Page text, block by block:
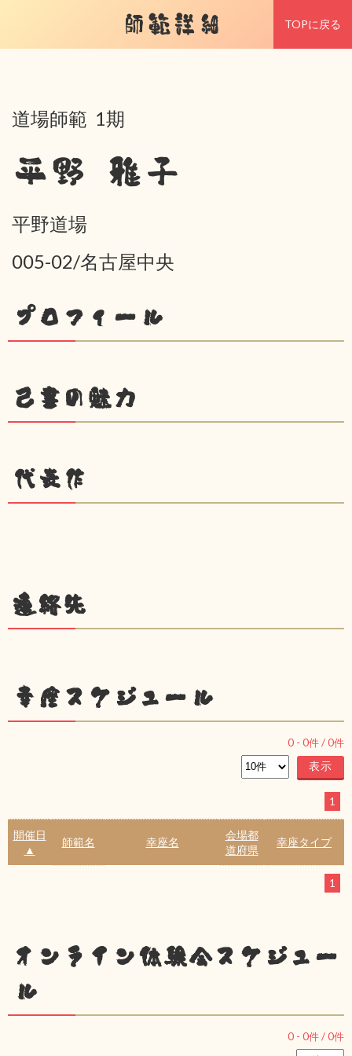
師範詳細 TOPに戻る
道場師範 1期
平野 雅子
平野道場
005-02/名古屋中央
プロフィール
己書の魅力
代表作
連絡先
幸座スケジュール
0 - 0件 /0件
1
開催日
▲
師範名 幸座名
会場都
道府県
幸座タイプ
1
オンライン体験会スケジュー
ル
0 - 0件 /0件